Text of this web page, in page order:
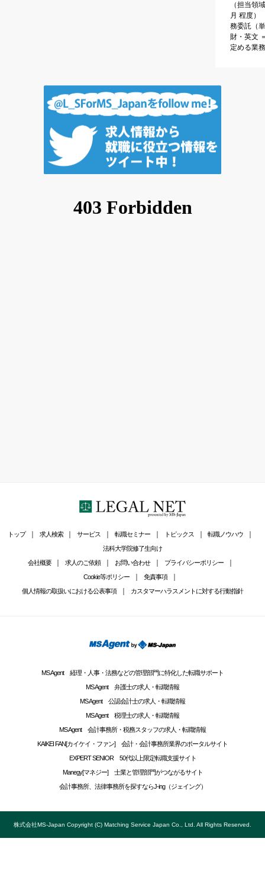
（担当領
月 程度）
務委託（
財・英文
定める業務
トップ 求人検索 サービス 転職セミナー トピックス
転職ノウハウ
法科大学院修了生向け
会社概要
求人のご依頼 お問い合わせ
プライバシーポリシー
Cookie等ポリシー
免責事項
個人情報の取扱いにおける公表事項
カスタマーハラスメントに対する行動指針
MS Agent 経理・人事・法務などの管理部門に特化した転職サポート
MS Agent 弁護士の求人・転職情報
MS Agent 公認会計士の求人・転職情報
MS Agent 税理士の求人・転職情報
MS Agent 会計事務所・税務スタッフの求人・転職情報
KAIKEI FAN[カイケイ・ファン] 会計・会計事務所業界のポータルサイト
EXPERT SENIOR 50代以上限定転職支援サイト
Manegy[マネジー] 士業と管理部門がつながるサイト
会計事務所、法律事務所を探すならJ-ing（ジェイング）
株式会社MS-Japan Copyright (C) Matching Service Japan Co., Ltd. All Rights Reserved.